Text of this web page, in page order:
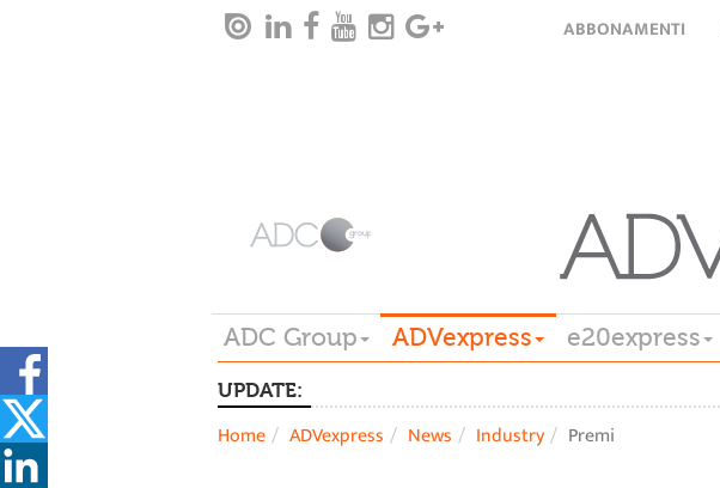
ABBONAMENTI
ADC Group ADVexpress e20express
UPDATE:
Home ADVexpress News Industry Premi